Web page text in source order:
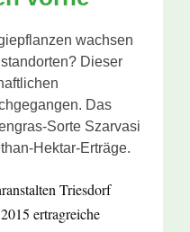
wachsen
Dieser
Das
Sorte Szarvasi
Hektar-Erträge.
Triesdorf
ertragreiche